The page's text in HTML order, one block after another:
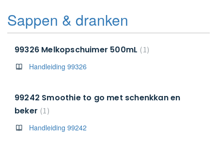
Sappen & dranken
99326 Melkopschuimer 500mL
1
Handleiding 99326
99242 Smoothie to go met schenkkan en
beker 1
Handleiding 99242